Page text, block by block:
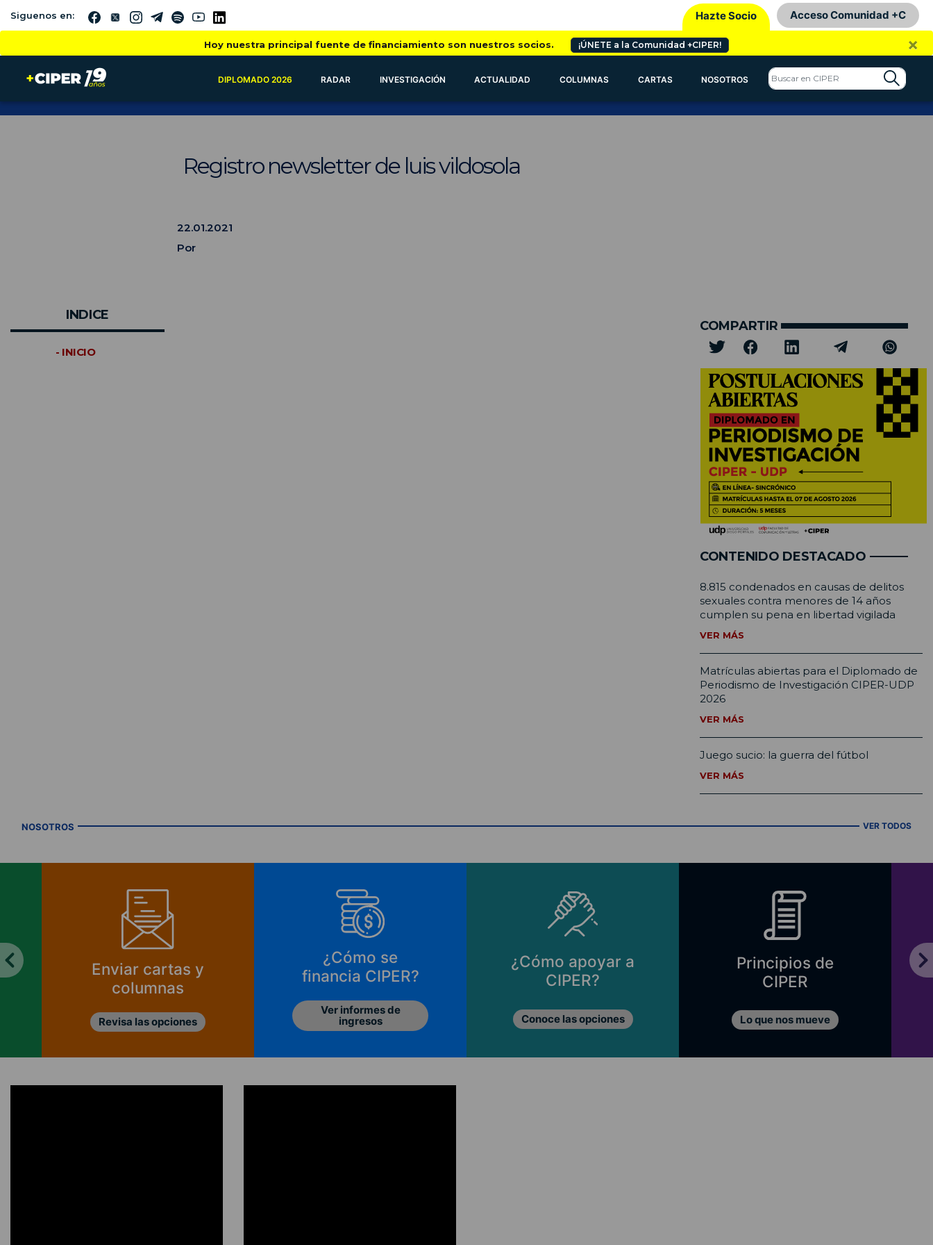
Siguenos en: Hazte Socio Acceso Comunidad +C
Hoy nuestra principal fuente de financiamiento son nuestros socios. ¡ÚNETE a la Comunidad +CIPER! ×
DIPLOMADO 2026 RADAR INVESTIGACIÓN ACTUALIDAD COLUMNAS CARTAS NOSOTROS
Registro newsletter de luis vildosola
22.01.2021
Por
INDICE
- INICIO
COMPARTIR
CONTENIDO DESTACADO
8.815 condenados en causas de delitos
sexuales contra menores de 14 años
cumplen su pena en libertad vigilada
VER MÁS
Matrículas abiertas para el Diplomado de
Periodismo de Investigación CIPER-UDP
2026
VER MÁS
Juego sucio: la guerra del fútbol
VER MÁS
NOSOTROS VER TODOS
Enviar cartas y
columnas
Revisa las opciones
¿Cómo se
financia CIPER?
Ver informes de
ingresos
¿Cómo apoyar a
CIPER?
Conoce las opciones
Principios de
CIPER
Lo que nos mueve